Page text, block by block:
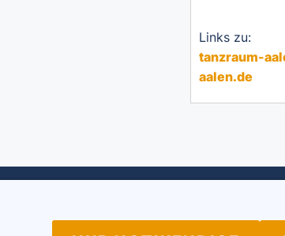
Links zu:
tanzraum-
aalen.de